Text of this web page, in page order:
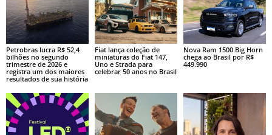
Petrobras lucra R$ 52,4
bilhões no segundo
trimestre de 2026 e
registra um dos maiores
resultados de sua história
Fiat lança coleção de
miniaturas do Fiat 147,
Uno e Strada para
celebrar 50 anos no Brasil
Nova Ram 1500 Big Horn
chega ao Brasil por R$
449.990